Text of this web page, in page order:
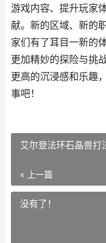
游戏内容、提升玩家
献。新的区域、新的
家们有了耳目一新的
更加精妙的探险与挑
更高的沉浸感和乐趣
事吧！
艾尔登法环石晶兽打
« 上一篇
没有了！